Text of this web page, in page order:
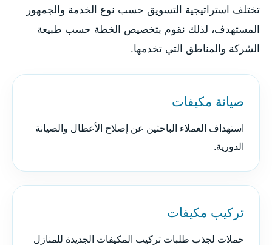
تختلف استراتيجية التسويق حسب نوع الخدمة والجمهور
المستهدف، لذلك نقوم بتخصيص الخطة حسب طبيعة
الشركة والمناطق التي تخدمها.
صيانة مكيفات
استهداف العملاء الباحثين عن إصلاح الأعطال والصيانة
الدورية.
تركيب مكيفات
حملات لجذب طلبات تركيب المكيفات الجديدة للمنازل